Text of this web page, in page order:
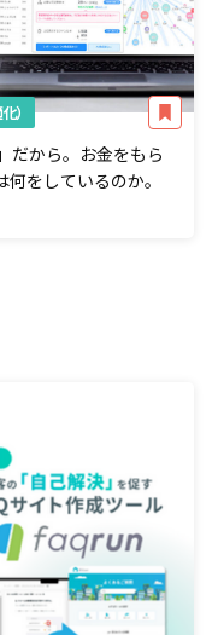
）
だから。お金をもら
をしているのか。